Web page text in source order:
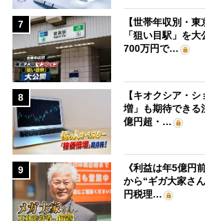
7
【世帯年収別・
「狙い目駅」を大
700万円で…
8
【キオクシア・
増」も期待できる
億円超・…
9
《利益は年5億円
から“ギガ大家さ
円税理…